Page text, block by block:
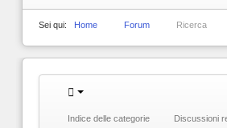
Sei qui: Home Forum Ricerca
Indice delle categorie Discussioni